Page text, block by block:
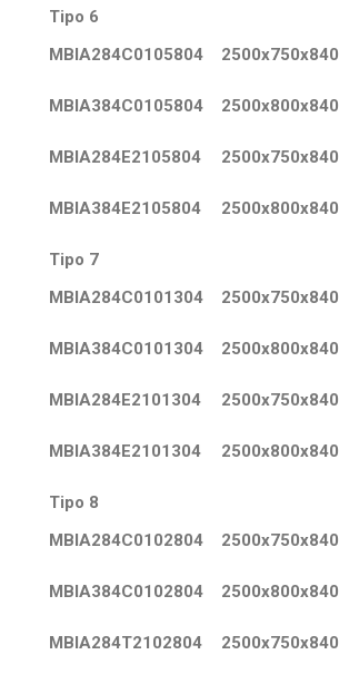
Tipo 6
MBIA284C0105804
2500x750x840
MBIA384C0105804 2500x800x840
MBIA284E2105804 2500x750x840
MBIA384E2105804 2500x800x840
Tipo 7
MBIA284C0101304
2500x750x840
MBIA384C0101304 2500x800x840
MBIA284E2101304 2500x750x840
MBIA384E2101304 2500x800x840
Tipo 8
MBIA284C0102804
2500x750x840
MBIA384C0102804 2500x800x840
MBIA284T2102804 2500x750x840